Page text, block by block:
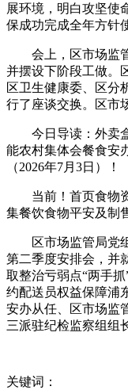
展环境，明白攻坚使
保成功完成全年方针
会上，区市场监管
并摆设下阶段工做。
区卫生健康委、区分
行了座谈交换。区市
今日导读：外卖盒
能农村集体会餐食安
（2026年7月3日）！
当前！首页食物资
集餐饮食物平安及制
区市场监管局党组
第二季度安排会，并
取整治亏弱点“两手
约配送员权益保障浦
安办从任、区市场监
三派驻纪检监察组组
关键词：